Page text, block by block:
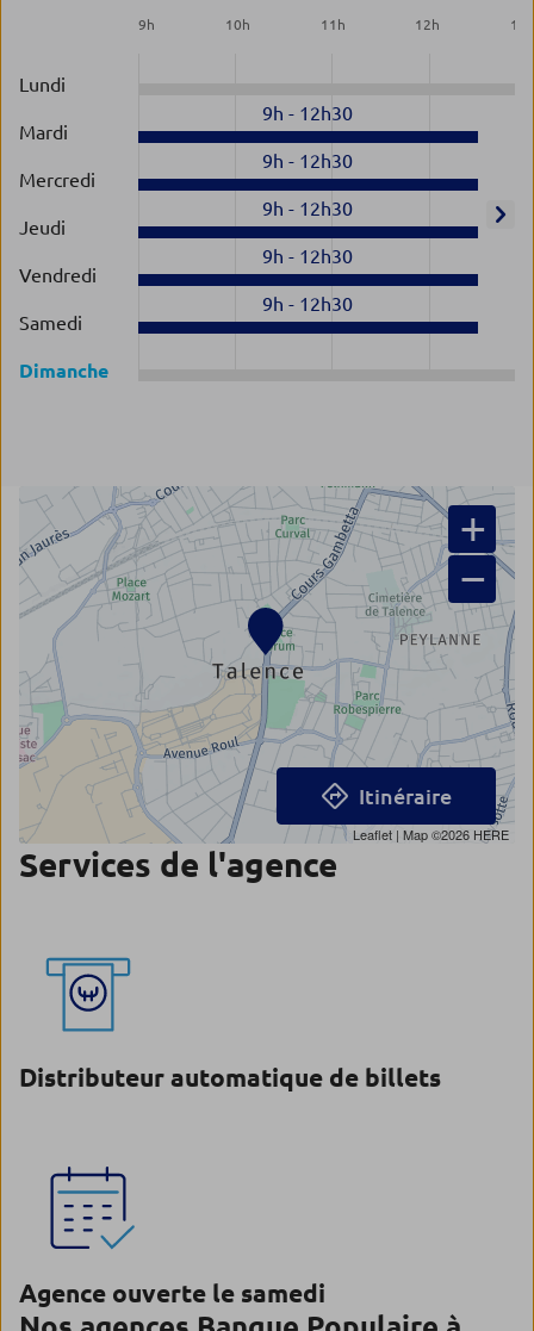
9h 10h 11 h 12h 13
Lundi
Mardi
9h - 12h30
Mercredi
9h - 12h30
Jeudi
9h - 12h30
Vendredi
9h - 12h30
Samedi
9h - 12h30
Dimanche
+
−
Leaflet | Map ©2026 HERE
Itinéraire
Services de l'agence
Distributeur automatique de billets
Agence ouverte le samedi